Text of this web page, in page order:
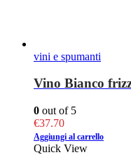
vini e spumanti
Vino Bianco
0 out of 5
€37.70
Aggiungi al carrello
Quick View